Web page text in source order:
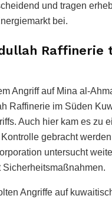
und tragen
bei.
Angriff auf Mina al-
Raffinerie im Süden
Auch hier kam es zu
gebracht
untersucht
Sicherheitsmaßnahmen.
Angriffe auf